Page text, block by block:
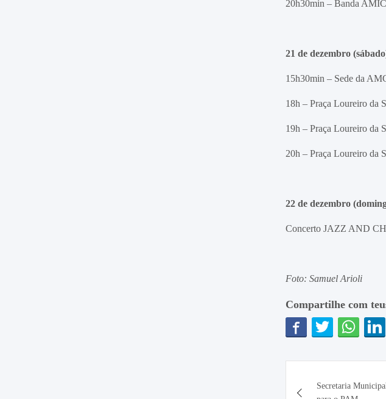
20h30min – Banda
21 de dezembro
15h30min – Sede da
18h – Praça Loureiro da
19h – Praça Loureiro da
20h – Praça Loureiro da
22 de dezembro
Concerto JAZZ AND
Foto: Samuel Arioli
Compartilhe com
Secretaria